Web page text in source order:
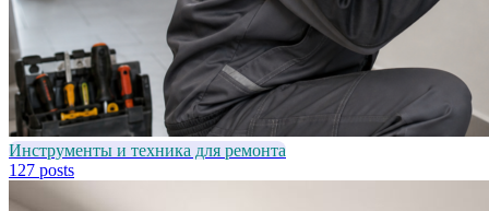
Инструменты и техника для ремонта
127 posts